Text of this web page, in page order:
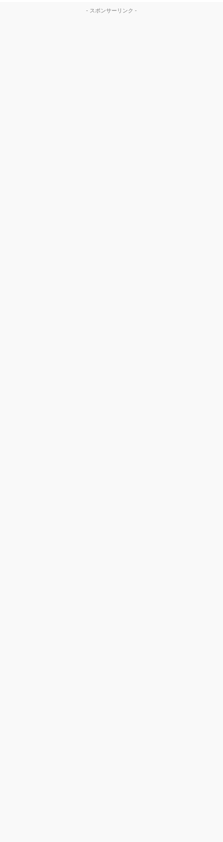
- スポンサーリンク -